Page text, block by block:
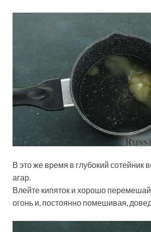
В это же время в глубокий сотейник
агар.
Влейте кипяток и хорошо
огонь и, постоянно помешивая,